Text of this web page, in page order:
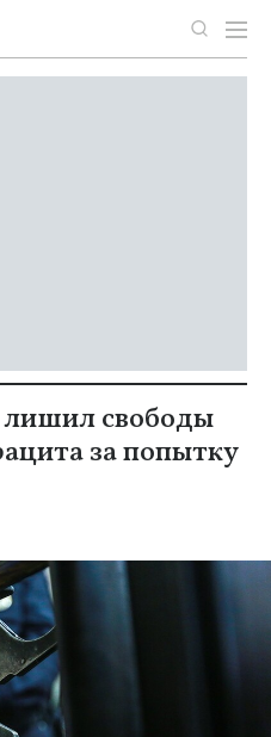
лишил свободы
за попытку